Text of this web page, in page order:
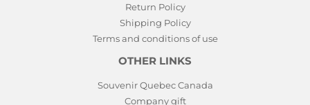
Return Policy
Shipping Policy
Terms and conditions of use
OTHER LINKS
Souvenir Quebec Canada
Company gift